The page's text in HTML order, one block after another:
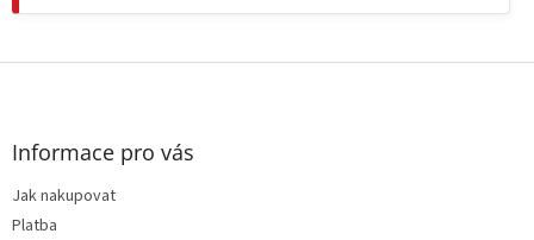
Z
Informace pro vás
Jak nakupovat
Platba